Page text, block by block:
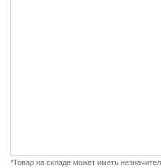
*Товар на складе может иметь